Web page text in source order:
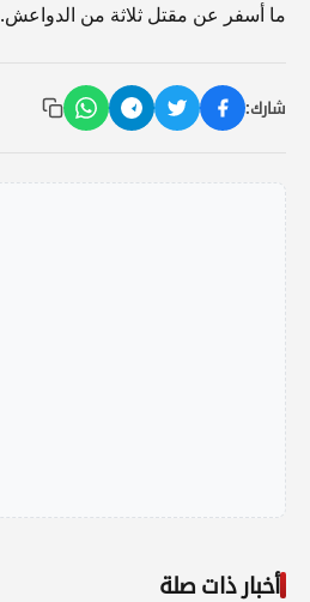
ما أسفر عن مقتل ثلاثة من الدواعش.
شارك:
أخبار ذات صلة